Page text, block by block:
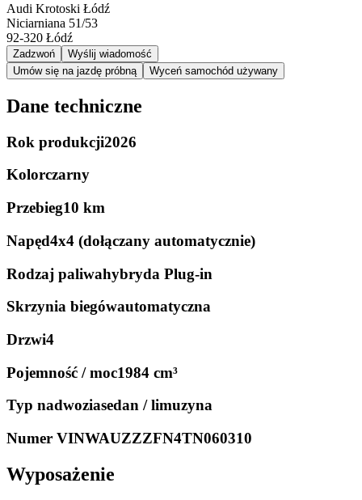
Audi Krotoski Łódź
Niciarniana 51/53
92-320 Łódź
Zadzwoń
Wyślij wiadomość
Umów się na jazdę próbną
Wyceń samochód używany
Dane techniczne
Rok produkcji2026
Kolorczarny
Przebieg10 km
Napęd4x4 (dołączany automatycznie)
Rodzaj paliwahybryda Plug-in
Skrzynia biegówautomatyczna
Drzwi4
Pojemność / moc1984 cm³
Typ nadwoziasedan / limuzyna
Numer VINWAUZZZFN4TN060310
Wyposażenie